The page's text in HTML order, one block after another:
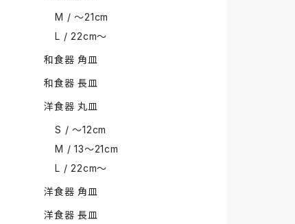
M / 〜21cm
L / 22cm〜
和食器 角皿
和食器 長皿
洋食器 丸皿
S / 〜12cm
M / 13〜21cm
L / 22cm〜
洋食器 角皿
洋食器 長皿